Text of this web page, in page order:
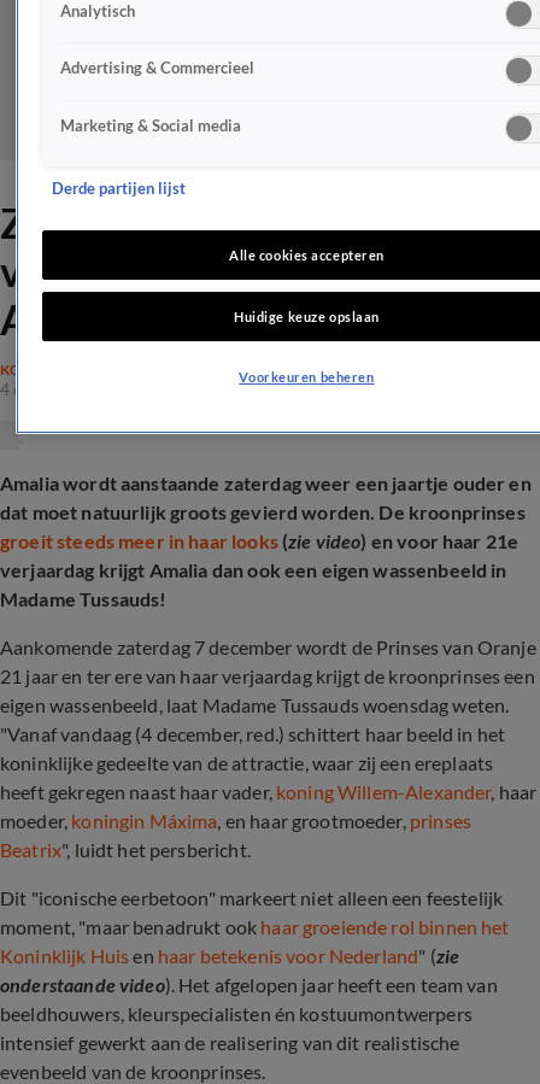
ZIEN: Bijzonder
verjaardagscadeau voor
Amalia: 'Iconisch'
KONINKLIJK HUIS
4 dec 2024, 10:12
Amalia wordt aanstaande zaterdag weer een jaartje ouder en
dat moet natuurlijk groots gevierd worden. De kroonprinses
groeit steeds meer in haar looks(zie video) en voor haar 21e
verjaardag krijgt Amalia dan ook een eigen wassenbeeld in
Madame Tussauds!
Aankomende zaterdag 7 december wordt de Prinses van Oranje
21 jaar en ter ere van haar verjaardag krijgt de kroonprinses een
eigen wassenbeeld, laat Madame Tussauds woensdag weten.
"Vanaf vandaag (4 december, red.) schittert haar beeld in het
koninklijke gedeelte van de attractie, waar zij een ereplaats
heeft gekregen naast haar vader, koning Willem-Alexander, haar
moeder, koningin Máxima, en haar grootmoeder, prinses
Beatrix", luidt het persbericht.
Dit "iconische eerbetoon" markeert niet alleen een feestelijk
moment, "maar benadrukt ook haar groeiende rol binnen het
Koninklijk Huisen haar betekenis voor Nederland" (zie
onderstaande video). Het afgelopen jaar heeft een team van
beeldhouwers, kleurspecialisten én kostuumontwerpers
intensief gewerkt aan de realisering van dit realistische
evenbeeld van de kroonprinses.
Analytisch
Advertising & Commercieel
Marketing & Social media
Derde partijen lijst
Alle cookies accepteren
Huidige keuze opslaan
Voorkeuren beheren